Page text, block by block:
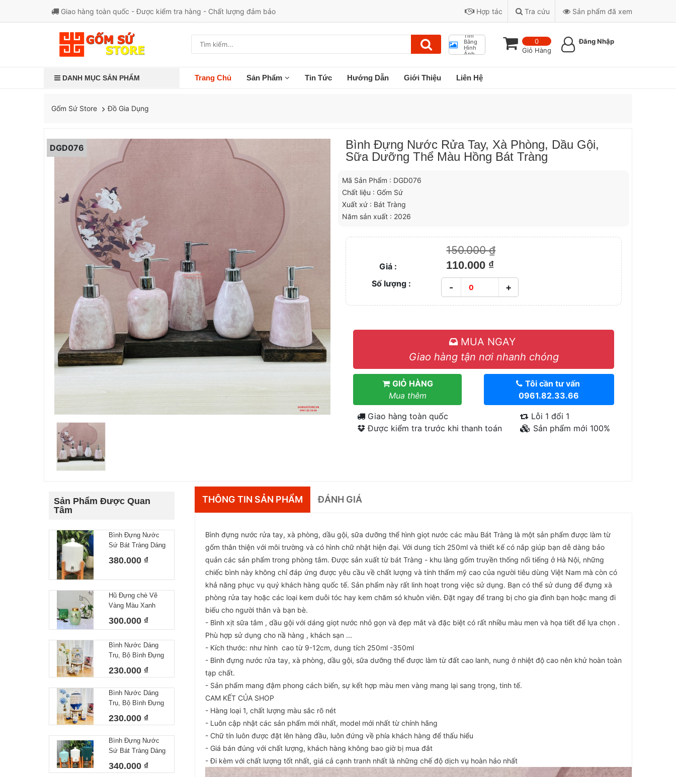
Giao hàng toàn quốc - Được kiểm tra hàng - Chất lượng đảm bảo Hợp tác Tra cứu Sản phẩm đã xem
Tìm
Bằng
Hình
Ảnh
0
Giỏ Hàng
Đăng Nhập
DANH MỤC SẢN PHẨM Trang Chủ Sản Phẩm Tin Tức Hướng Dẫn Giới Thiệu Liên Hệ
Gốm Sứ Store Đồ Gia Dụng
DGD076
Bình Đựng Nước Rửa Tay, Xà Phòng, Dầu Gội,
Sữa Dưỡng Thể Màu Hồng Bát Tràng
Mã Sản Phẩm : DGD076
Chất liệu : Gốm Sứ
Xuất xứ : Bát Tràng
Năm sản xuất : 2026
150.000 ₫
Giá : 110.000 ₫
Số lượng : - +
MUA NGAY
Giao hàng tận nơi nhanh chóng
GIỎ HÀNG
Mua thêm
Tôi cần tư vấn
0961.82.33.66
Giao hàng toàn quốc
Được kiểm tra trước khi thanh toán
Lỗi 1 đổi 1
Sản phẩm mới 100%
Sản Phẩm Được Quan
Tâm
Bình Đựng Nước
Sứ Bát Tràng Dáng
Gân Dung Tích 10L
380.000 ₫
Hũ Đựng chè Vẽ
Vàng Màu Xanh
Ngọc, Lọ đựng Trà
Gốm Sứ Bát Tràng
300.000 ₫
Bình Nước Dáng
Trụ, Bộ Bình Đựng
Tay DoRaeMon
Cốc Uống Nước
Sứ Bát Tràng
230.000 ₫
Bình Nước Dáng
Trụ, Bộ Bình Đựng
Tay Biển Khơi
Decor Dễ Thương
Cốc Uống Nước
Sứ Bát Tràng
230.000 ₫
Bình Đựng Nước
Sứ Bát Tràng Dáng
Gân Dung Tích 4L
340.000 ₫
THÔNG TIN SẢN PHẨM ĐÁNH GIÁ
Bình đựng nước rửa tay, xà phòng, dầu gội, sữa dưỡng thể hình giọt nước các màu Bát Tràng là một sản phẩm được làm từ
gốm thân thiện với môi trường và có hình chữ nhật hiện đại. Với dung tích 250ml và thiết kế có nắp giúp bạn dễ dàng bảo
quản các sản phẩm trong phòng tắm. Được sản xuất từ bát Tràng - khu làng gốm truyền thống nổi tiếng ở Hà Nội, những
chiếc bình này không chỉ đáp ứng được yêu cầu về chất lượng và tính thẩm mỹ cao của người tiêu dùng Việt Nam mà còn có
khả năng phục vụ quý khách hàng quốc tế. Sản phẩm này rất linh hoạt trong việc sử dụng. Bạn có thể sử dung để đựng xà
phòng rửa tay hoặc các loại kem duỗi tóc hay kem chăm só khuôn viên. Đặt ngay để trang bị cho gia đình bạn hoặc mang đi
biếu cho người thân và bạn bè.
- Bình xịt sữa tắm , dầu gội với dáng giọt nước nhỏ gọn và đẹp mắt và đặc biệt có rất nhiều màu men và họa tiết để lựa chọn .
Phù hợp sử dụng cho nầ hàng , khách sạn ...
- Kích thước: như hình cao từ 9-12cm, dung tích 250ml -350ml
- Bình đựng nước rửa tay, xà phòng, dầu gội, sữa dưỡng thể được làm từ đất cao lanh, nung ở nhiệt độ cao nên khử hoàn toàn
tạp chất.
- Sản phẩm mang đậm phong cách biển, sự kết hợp màu men vàng mang lại sang trọng, tinh tế.
CAM KẾT CỦA SHOP
- Hàng loại 1, chất lượng màu sắc rõ nét
- Luôn cập nhật các sản phẩm mới nhất, model mới nhất từ chính hãng
- Chữ tín luôn được đặt lên hàng đầu, luôn đứng về phía khách hàng để thấu hiểu
- Giá bán đúng với chất lượng, khách hàng không bao giờ bị mua đắt
- Đi kèm với chất lượng tốt nhất, giá cả cạnh tranh nhất là những chế độ dịch vụ hoàn hảo nhất